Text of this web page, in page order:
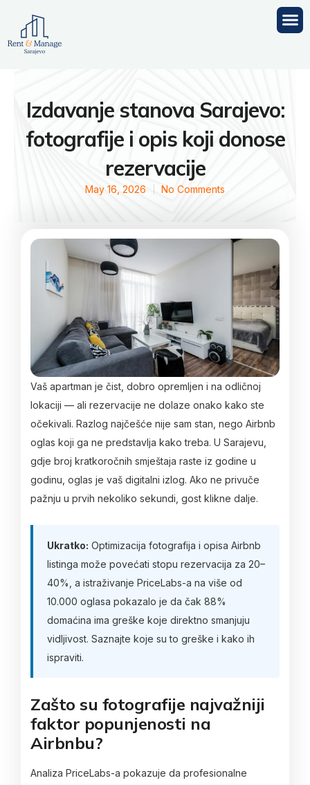
content
Izdavanje stanova Sarajevo:
fotografije i opis koji donose
rezervacije
May 16, 2026 No Comments
Vaš apartman je čist, dobro opremljen i na odličnoj
lokaciji — ali rezervacije ne dolaze onako kako ste
očekivali. Razlog najčešće nije sam stan, nego Airbnb
oglas koji ga ne predstavlja kako treba. U Sarajevu,
gdje broj kratkoročnih smještaja raste iz godine u
godinu, oglas je vaš digitalni izlog. Ako ne privuče
pažnju u prvih nekoliko sekundi, gost klikne dalje.
Ukratko: Optimizacija fotografija i opisa Airbnb
listinga može povećati stopu rezervacija za 20–
40%, a istraživanje PriceLabs-a na više od
10.000 oglasa pokazalo je da čak 88%
domaćina ima greške koje direktno smanjuju
vidljivost. Saznajte koje su to greške i kako ih
ispraviti.
Zašto su fotografije najvažniji
faktor popunjenosti na
Airbnbu?
Analiza PriceLabs-a pokazuje da profesionalne